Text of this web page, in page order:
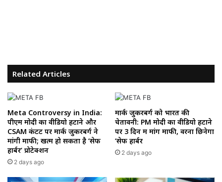
Related Articles
Meta Controversy in India:
पीएम मोदी का वीडियो हटाने और
CSAM कंटेंट पर मार्क जुकरबर्ग ने
मांगी माफी; खत्म हो सकता है ‘सेफ
हार्बर’ प्रोटेक्शन
2 days ago
मार्क जुकरबर्ग को भारत की
चेतावनी: PM मोदी का वीडियो हटाने
पर 3 दिन में मांगें माफी, वरना छिनेगा
‘सेफ हार्बर
2 days ago